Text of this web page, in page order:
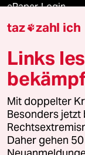
ePaper Login
Downloads für
© 2026 taz
Alle Rechte
wenden Sie sich bitte
Feedback
taz zahl ich
Links
Mit doppelter
Besonders jetzt
Daher gehen